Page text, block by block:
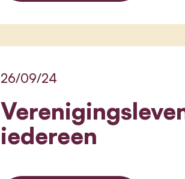
iedereen
26/09/24